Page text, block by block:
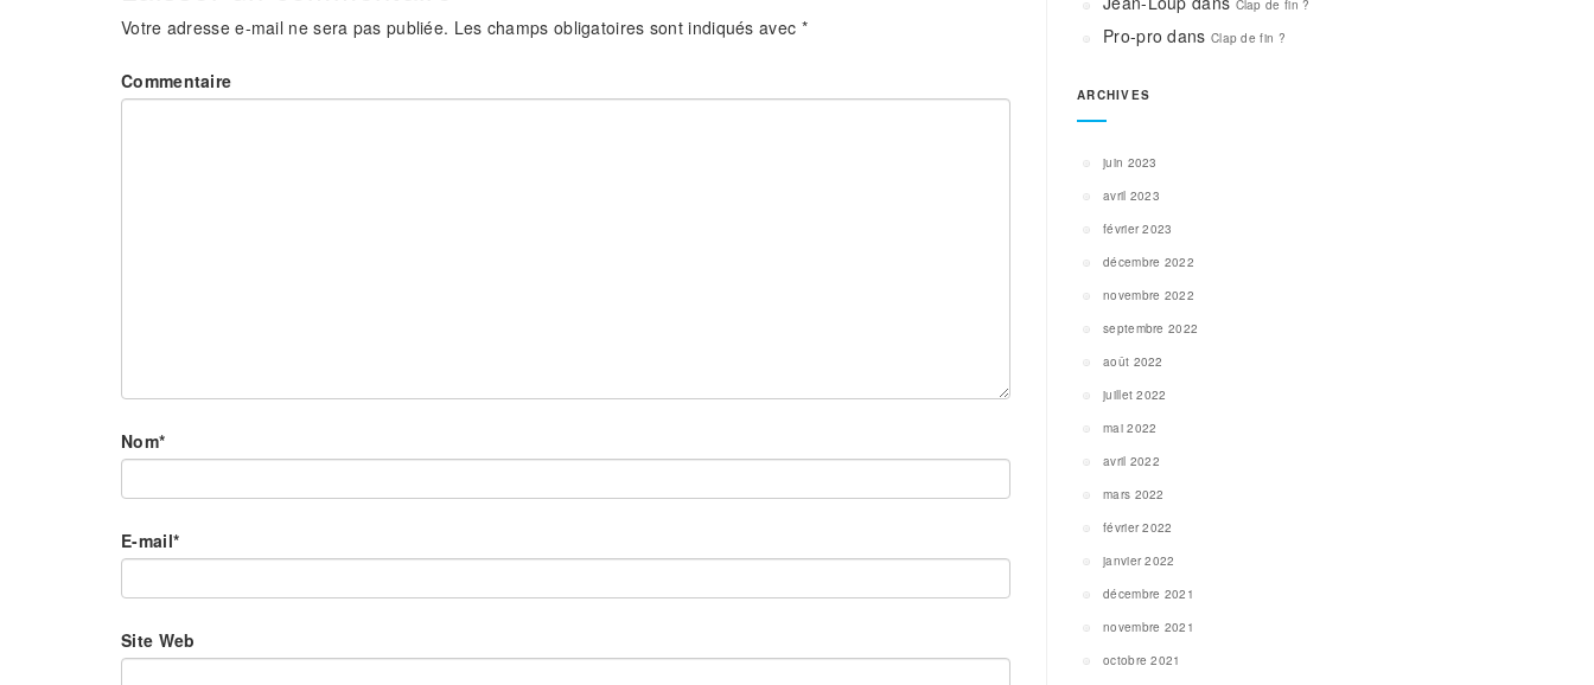
Votre adresse e-mail ne sera pas publiée. Les champs obligatoires sont indiqués avec *
Commentaire
Nom*
E-mail*
Site Web
Clap de fin ?
Pro-pro dans Clap de fin ?
ARCHIVES
juin 2023
avril 2023
février 2023
décembre 2022
novembre 2022
septembre 2022
août 2022
juillet 2022
mai 2022
avril 2022
mars 2022
février 2022
janvier 2022
décembre 2021
novembre 2021
octobre 2021